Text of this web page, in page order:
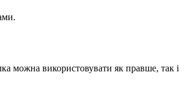
можна використовувати як правше, так і